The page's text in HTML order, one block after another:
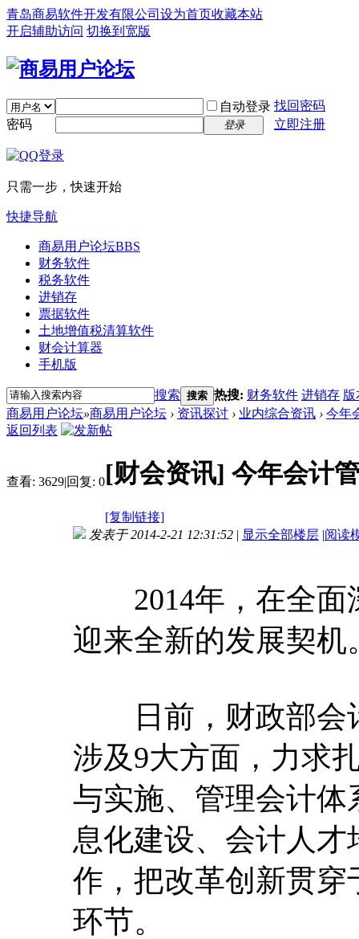
青岛商易软件开发有限公司 设为首页收藏本站
开启辅助访问 切换到宽版
自动登录 找回密码
密码
登录 立即注册
只需一步，快速开始
快捷导航
商易用户论坛BBS
财务软件
税务软件
进销存
票据软件
土地增值税清算软件
财会计算器
手机版
搜索 搜索 热搜: 财务软件 进销存 版
商易用户论坛»商易用户论坛 › 资讯探讨 › 业内综合资讯 › 今年
返回列表
查看: 3629|回复: 0[财会资讯] 今年会计
[复制链接]
发表于 2014-2-21 12:31:52 | 显示全部楼层 |阅读
2014年，在全面
迎来全新的发展契机
日前，财政部会
涉及9大方面，力求
与实施、管理会计
息化建设、会计人
作，把改革创新贯
环节。